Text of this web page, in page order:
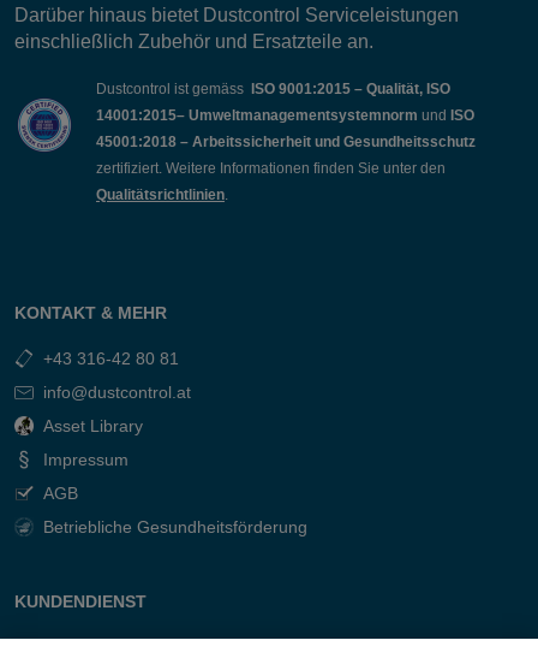
Darüber hinaus bietet Dustcontrol Serviceleistungen
einschließlich Zubehör und Ersatzteile an.
Dustcontrol ist gemäss
ISO 9001:2015 – Qualität, ISO
14001:2015– Umweltmanagementsystemnorm und ISO
45001:2018 – Arbeitssicherheit und Gesundheitsschutz
zertifiziert. Weitere Informationen finden Sie unter den
Qualitätsrichtlinien.
KONTAKT & MEHR
+43 316-42 80 81
info@dustcontrol.at
Asset Library
Impressum
AGB
Betriebliche Gesundheitsförderung
KUNDENDIENST